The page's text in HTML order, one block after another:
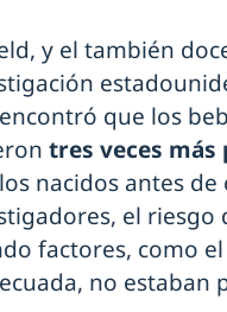
y el también
que los
tres veces
nacidos antes
el riesgo
factores, como
no estaban